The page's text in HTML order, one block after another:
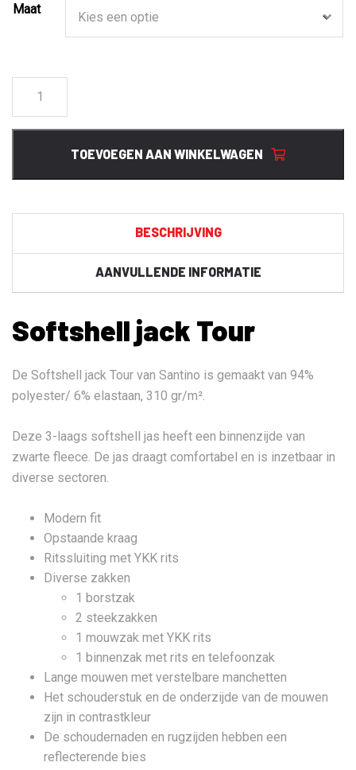
Maat
Tour
TOEVOEGEN AAN WINKELWAGEN
BESCHRIJVING
AANVULLENDE INFORMATIE
Softshell jack Tour
De Softshell jack Tour van Santino is gemaakt van 94%
polyester/ 6% elastaan, 310 gr/m².
Deze 3-laags softshell jas heeft een binnenzijde van
zwarte fleece. De jas draagt comfortabel en is inzetbaar in
diverse sectoren.
Modern fit
Opstaande kraag
Ritssluiting met YKK rits
Diverse zakken
1 borstzak
2 steekzakken
1 mouwzak met YKK rits
1 binnenzak met rits en telefoonzak
Lange mouwen met verstelbare manchetten
Het schouderstuk en de onderzijde van de mouwen
zijn in contrastkleur
De schoudernaden en rugzijden hebben een
reflecterende bies